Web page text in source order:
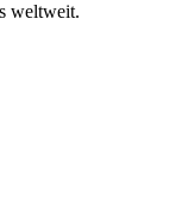
weltweit.